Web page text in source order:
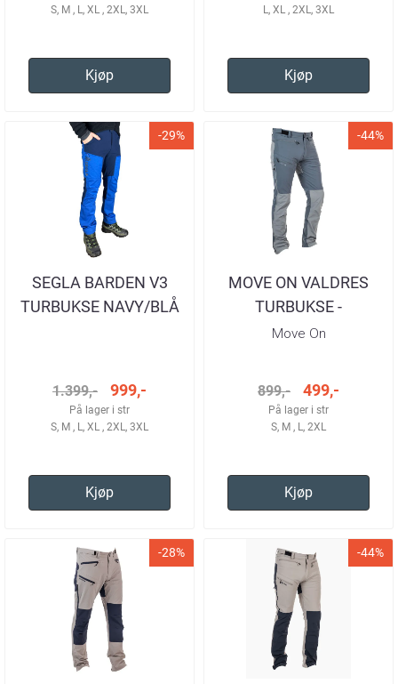
S, M , L, XL , 2XL, 3XL
Kjøp
L, XL , 2XL, 3XL
Kjøp
-29%
SEGLA BARDEN V3
TURBUKSE NAVY/BLÅ
1.399,- 999,-
På lager i str
S, M , L, XL , 2XL, 3XL
Kjøp
-44%
MOVE ON VALDRES
TURBUKSE -
STORM/MONUMENT
Move On
899,- 499,-
På lager i str
S, M , L, 2XL
Kjøp
-28% -44%